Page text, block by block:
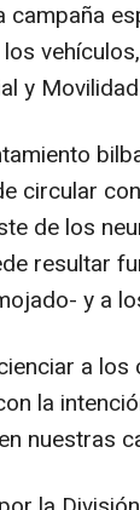
campaña
y
circular
de los
resultar
y a
a
la
nuestras